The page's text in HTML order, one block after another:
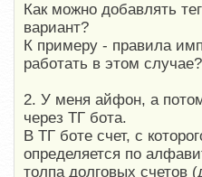
Как можно добавлять
вариант?
К примеру - правила
работать в этом случае?
2. У меня айфон, а
через ТГ бота.
В ТГ боте счет, с
определяется по
толпа долговых счетов